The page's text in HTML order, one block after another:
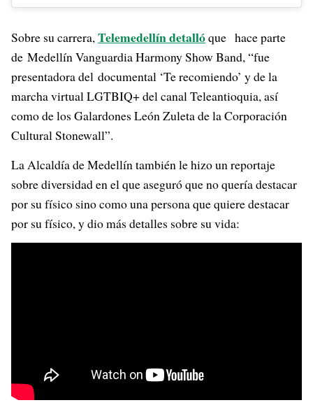
Sobre su carrera,Telemedellín detallóque hace parte
de Medellín Vanguardia Harmony Show Band, “fue
presentadora del documental ‘Te recomiendo’ y de la
marcha virtual LGTBIQ+ del canal Teleantioquia, así
como de los Galardones León Zuleta de la Corporación
Cultural Stonewall”.
La Alcaldía de Medellín también le hizo un reportaje
sobre diversidad en el que aseguró que no quería destacar
por su físico sino como una persona que quiere destacar
por su físico, y dio más detalles sobre su vida: